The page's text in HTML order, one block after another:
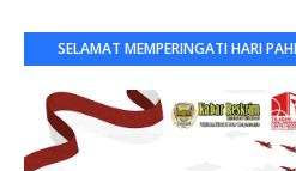
SELAMAT MEMPERINGATI HARI